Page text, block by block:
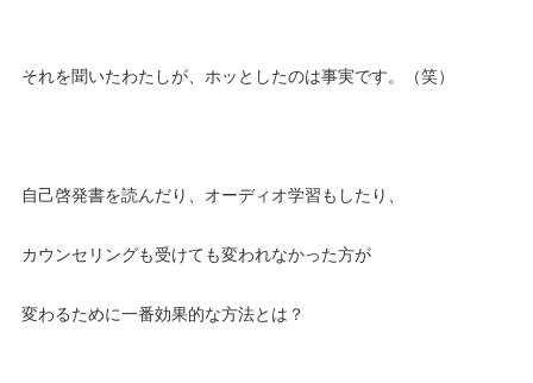
それを聞いたわたしが、ホッとしたのは事実です。（笑）
自己啓発書を読んだり、オーディオ学習もしたり、
カウンセリングも受けても変われなかった方が
変わるために一番効果的な方法とは？